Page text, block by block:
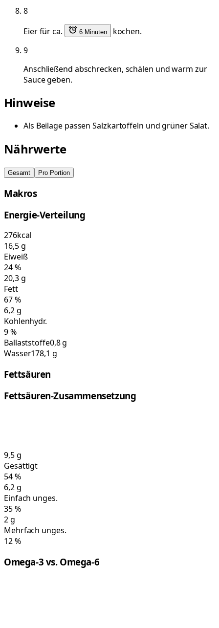
8
Eier für ca.
6 Minuten
kochen.
9
Anschließend abschrecken, schälen und warm zur
Sauce geben.
Hinweise
Als Beilage passen Salzkartoffeln und grüner Salat.
Nährwerte
Gesamt Pro Portion
Makros
Energie-Verteilung
276kcal
16,5g
Eiweiß
24%
20,3g
Fett
67%
6,2g
Kohlenhydr.
9%
Ballaststoffe0,8 g
Wasser178,1 g
Fettsäuren
Fettsäuren-Zusammensetzung
9,5g
Gesättigt
54%
6,2g
Einfach unges.
35%
2g
Mehrfach unges.
12%
Omega-3 vs. Omega-6